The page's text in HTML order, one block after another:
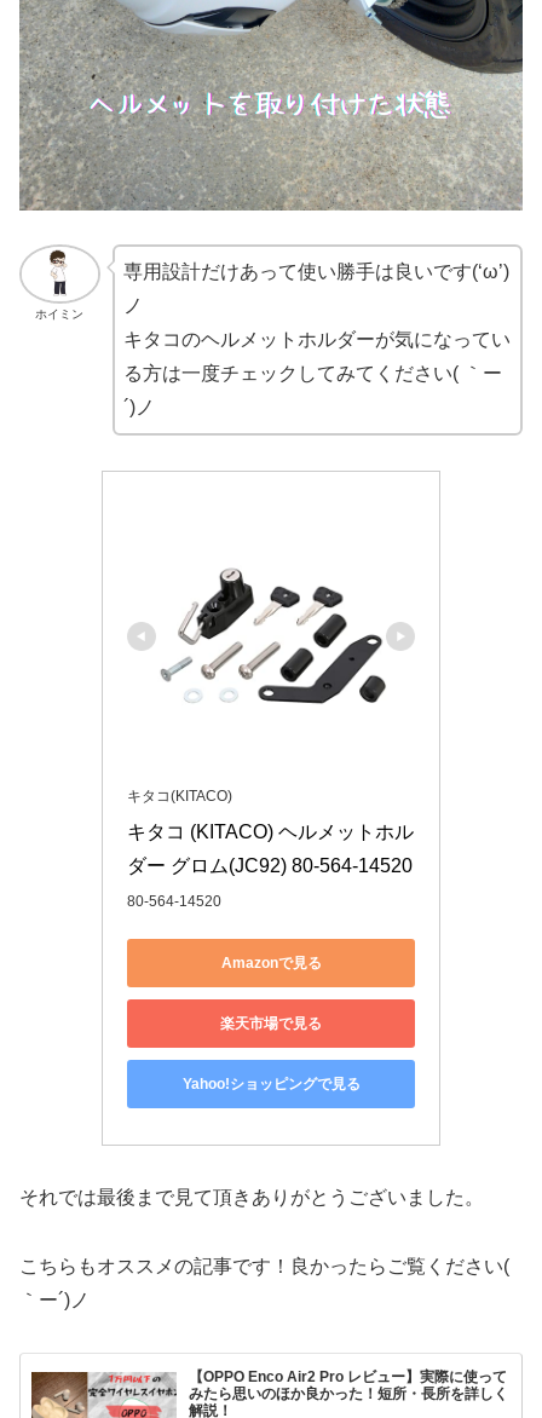
ホイミン
専用設計だけあって使い勝手は良いです(‘ω’)
ノ
キタコのヘルメットホルダーが気になってい
る方は一度チェックしてみてください( ｀ー
´)ノ
キタコ(KITACO)
キタコ (KITACO) ヘルメットホル
ダー グロム(JC92) 80-564-14520
80-564-14520
Amazonで見る
楽天市場で見る
Yahoo!ショッピングで見る
それでは最後まで見て頂きありがとうございました。
こちらもオススメの記事です！良かったらご覧ください(
｀ー´)ノ
【OPPO Enco Air2 Pro レビュー】実際に使って
みたら思いのほか良かった！短所・長所を詳しく
解説！